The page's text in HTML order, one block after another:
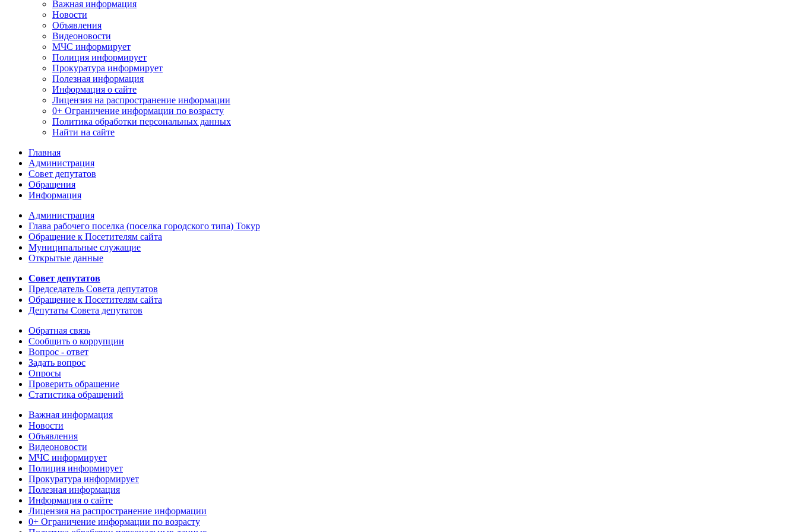
Важная информация
Новости
Объявления
Видеоновости
МЧС информирует
Полиция информирует
Прокуратура информирует
Полезная информация
Информация о сайте
Лицензия на распространение информации
0+ Ограничение информации по возрасту
Политика обработки персональных данных
Найти на сайте
Главная
Администрация
Совет депутатов
Обращения
Информация
Администрация
Глава рабочего поселка (поселка городского типа) Токур
Обращение к Посетителям сайта
Муниципальные служащие
Открытые данные
Совет депутатов
Председатель Совета депутатов
Обращение к Посетителям сайта
Депутаты Совета депутатов
Обратная связь
Сообщить о коррупции
Вопрос - ответ
Задать вопрос
Опросы
Проверить обращение
Статистика обращений
Важная информация
Новости
Объявления
Видеоновости
МЧС информирует
Полиция информирует
Прокуратура информирует
Полезная информация
Информация о сайте
Лицензия на распространение информации
0+ Ограничение информации по возрасту